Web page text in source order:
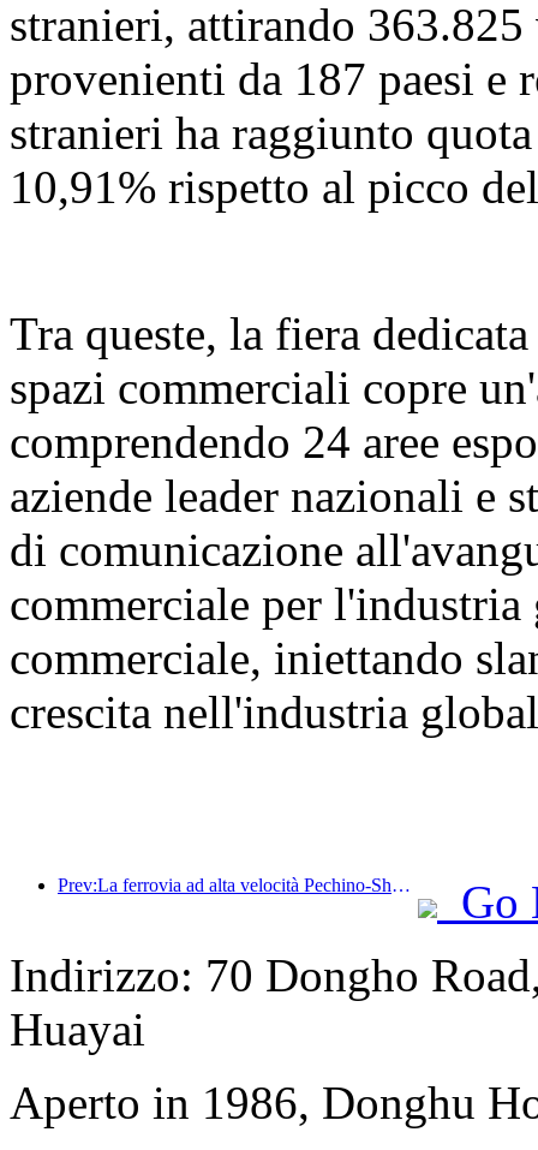
stranieri, attirando
provenienti da 187 paesi
stranieri ha raggiunto
10,91% rispetto al picco
Tra queste, la fiera
spazi commerciali copre
comprendendo 24 aree
aziende leader nazionali e
di comunicazione
commerciale per
commerciale, iniettando
crescita nell'industria
Prev:La ferrovia ad alta velocità Pechino-Shanghai e l'istituto di economia ferroviaria cinese hanno raggiunto una cooperazione strategica per promuovere congiuntamente lo sviluppo di alta qualità della ferrovia ad alta velocità
Go
Indirizzo: 70 Dongho
Huayai
Aperto in 1986, Donghu